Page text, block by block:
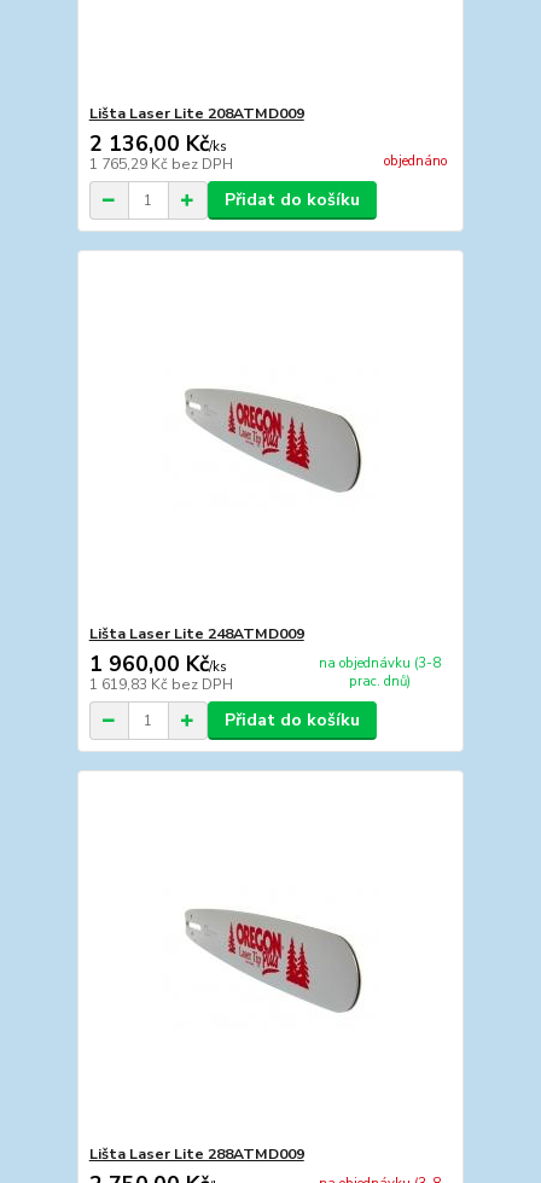
Lišta Laser Lite 208ATMD009
2 136,00 Kč/ks
1 765,29 Kč bez DPH objednáno
Přidat do košíku
Lišta Laser Lite 248ATMD009
1 960,00 Kč/ks
1 619,83 Kč bez DPH
na objednávku (3-8
prac. dnů)
Přidat do košíku
Lišta Laser Lite 288ATMD009